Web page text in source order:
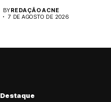
BYREDAÇÃO ACNE
7 DE AGOSTO DE 2026
Destaque